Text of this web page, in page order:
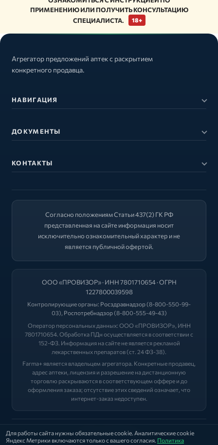
Для работы сайта нужны обязательные cookie. Аналитические cookie
Яндекс Метрики включаются только с вашего согласия. Политика
ПРИМЕНЕНИЮ ИЛИ ПОЛУЧИТЬ КОНСУЛЬТАЦИЮ
СПЕЦИАЛИСТА.
18+
Агрегатор предложений аптек с раскрытием
конкретного продавца.
НАВИГАЦИЯ
ДОКУМЕНТЫ
КОНТАКТЫ
Согласно положениям Статьи 437(2) ГК РФ
представленная на сайте информация носит
исключительно ознакомительный характер и не
является публичной офертой.
ООО «ПРОВИЗОР» · ИНН 7801710654 · ОГРН
1227800039598
Контролирующие органы: Росздравнадзор(8-800-550-99-
03), Роспотребнадзор(8-800-555-49-43)
Оператор персональных данных: ООО «ПРОВИЗОР», ИНН
7801710654. Обработка ПДн осуществляется в соответствии с
152-ФЗ. Информация на сайте не является рекламой
лекарственных препаратов (ст. 24 ФЗ-38).
Farma+ является владельцем агрегатора. Конкретные продавец,
адрес аптеки, лицензия и разрешение на дистанционную
торговлю раскрываются в соответствующем оффере и до
оформления заказа; отсутствие этих сведений означает, что
интернет-заказ недоступен.
2026 © "ФАРМА+"
Политика | Оферта | Лицензии